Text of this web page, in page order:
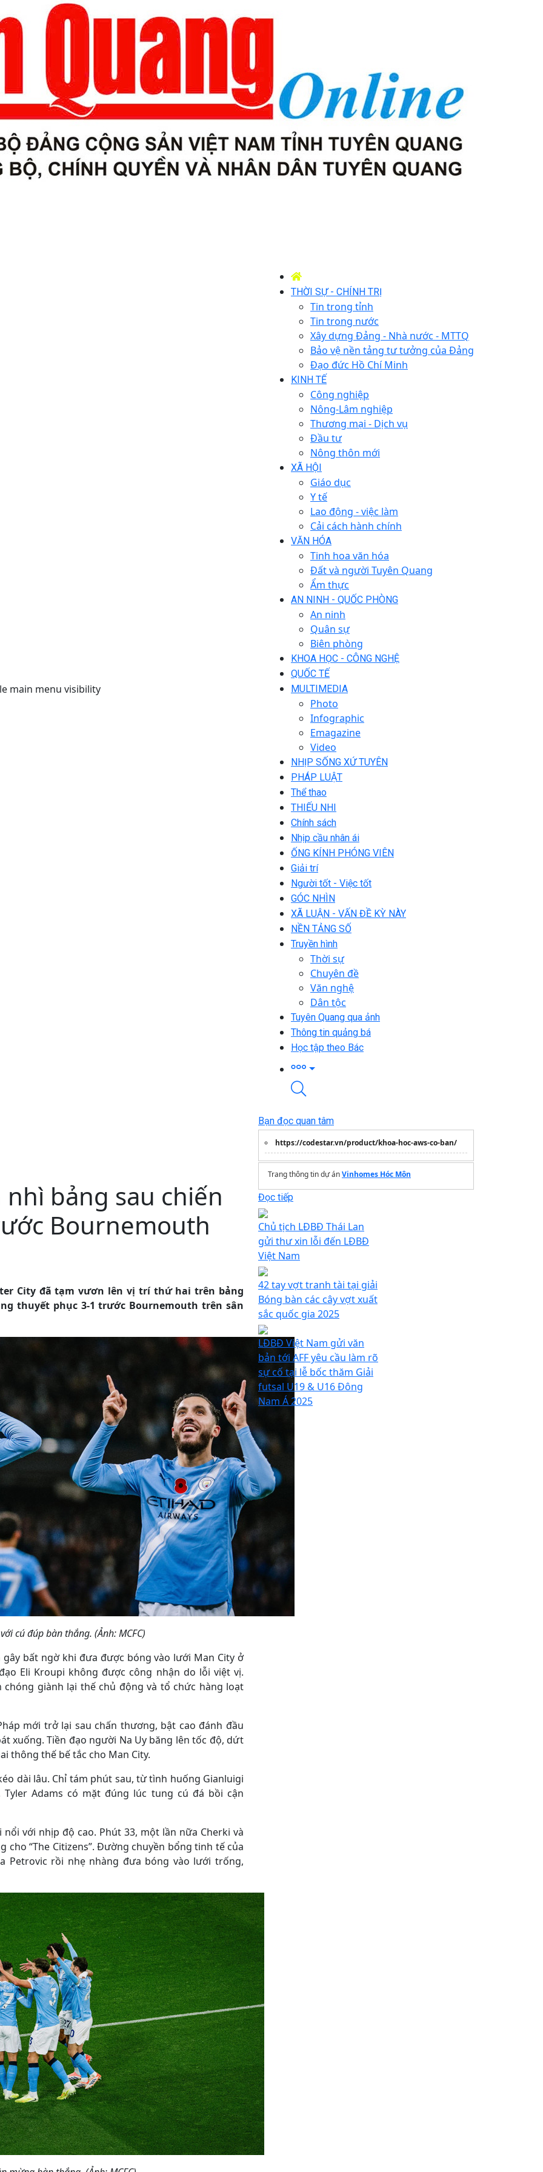
main menu visibility
THỜI SỰ - CHÍNH TRỊ
Tin trong tỉnh
Tin trong nước
Xây dựng Đảng - Nhà nước - MTTQ
Bảo vệ nền tảng tư tưởng của Đảng
Đạo đức Hồ Chí Minh
KINH TẾ
Công nghiệp
Nông-Lâm nghiệp
Thương mại - Dịch vụ
Đầu tư
Nông thôn mới
XÃ HỘI
Giáo dục
Y tế
Lao động - việc làm
Cải cách hành chính
VĂN HÓA
Tinh hoa văn hóa
Đất và người Tuyên Quang
Ẩm thực
AN NINH - QUỐC PHÒNG
An ninh
Quân sự
Biên phòng
KHOA HỌC - CÔNG NGHỆ
QUỐC TẾ
MULTIMEDIA
Photo
Infographic
Emagazine
Video
NHỊP SỐNG XỨ TUYÊN
PHÁP LUẬT
Thể thao
THIẾU NHI
Chính sách
Nhịp cầu nhân ái
ỐNG KÍNH PHÓNG VIÊN
Giải trí
Người tốt - Việc tốt
GÓC NHÌN
XÃ LUẬN - VẤN ĐỀ KỲ NÀY
NỀN TẢNG SỐ
Truyền hình
Thời sự
Chuyên đề
Văn nghệ
Dân tộc
Tuyên Quang qua ảnh
Thông tin quảng bá
Học tập theo Bác
bảng sau chiến
Bournemouth
City đã tạm vươn lên vị trí thứ hai trên bảng
thuyết phục 3-1 trước Bournemouth trên sân
cú đúp bàn thắng. (Ảnh: MCFC)
bất ngờ khi đưa được bóng vào lưới Man City ở
Eli Kroupi không được công nhận do lỗi việt vị.
chóng giành lại thế chủ động và tổ chức hàng loạt
mới trở lại sau chấn thương, bật cao đánh đầu
xuống. Tiền đạo người Na Uy băng lên tốc độ, dứt
thông thế bế tắc cho Man City.
dài lâu. Chỉ tám phút sau, từ tình huống Gianluigi
Adams có mặt đúng lúc tung cú đá bồi cận
với nhịp độ cao. Phút 33, một lần nữa Cherki và
“The Citizens”. Đường chuyền bổng tinh tế của
Petrovic rồi nhẹ nhàng đưa bóng vào lưới trống,
Bạn đọc quan tâm
https://codestar.vn/product/khoa-hoc-aws-co-ban/
Trang thông tin dự ánVinhomes Hóc Môn
Đọc tiếp
Chủ tịch LĐBĐ Thái Lan
gửi thư xin lỗi đến LĐBĐ
Việt Nam
42 tay vợt tranh tài tại giải
Bóng bàn các cây vợt xuất
sắc quốc gia 2025
LĐBĐ Việt Nam gửi văn
bản tới AFF yêu cầu làm rõ
sự cố tại lễ bốc thăm Giải
futsal U19 & U16 Đông
Nam Á 2025